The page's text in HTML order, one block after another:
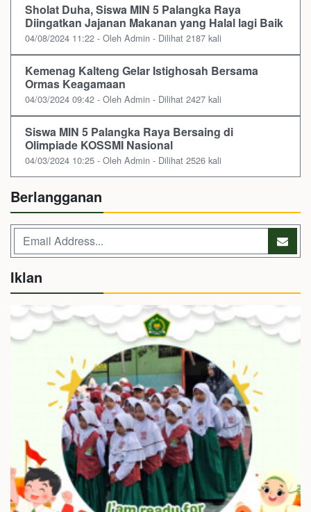
Sholat Duha, Siswa MIN 5 Palangka Raya
Diingatkan Jajanan Makanan yang Halal lagi Baik
04/08/2024 11:22 - Oleh Admin - Dilihat 2187 kali
Kemenag Kalteng Gelar Istighosah Bersama
Ormas Keagamaan
04/03/2024 09:42 - Oleh Admin - Dilihat 2427 kali
Siswa MIN 5 Palangka Raya Bersaing di
Olimpiade KOSSMI Nasional
04/03/2024 10:25 - Oleh Admin - Dilihat 2526 kali
Berlangganan
Iklan